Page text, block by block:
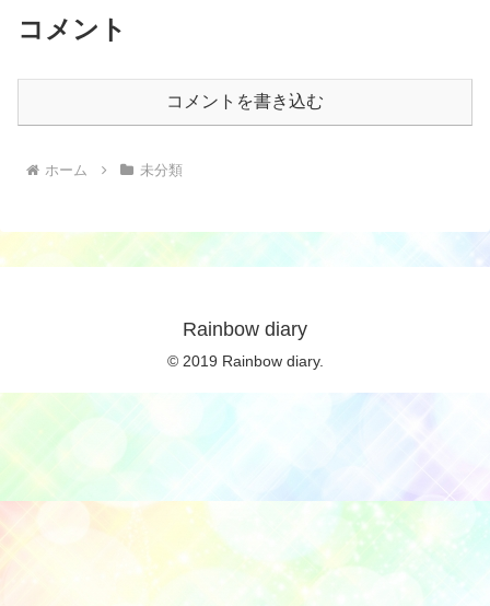
コメント
コメントを書き込む
ホーム 未分類
Rainbow diary
© 2019 Rainbow diary.